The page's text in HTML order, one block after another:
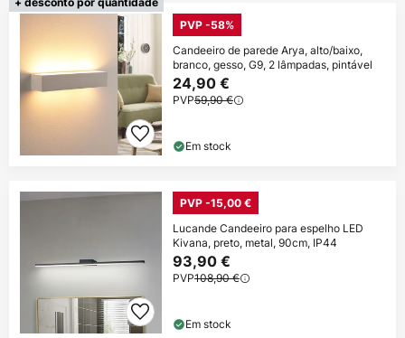
PVP -58%
Candeeiro de parede Arya, alto/baixo,
branco, gesso, G9, 2 lâmpadas, pintável
24,90 €
PVP59,90 €
Em stock
PVP -15,00 €
Lucande Candeeiro para espelho LED
Kivana, preto, metal, 90cm, IP44
93,90 €
PVP108,90 €
Em stock